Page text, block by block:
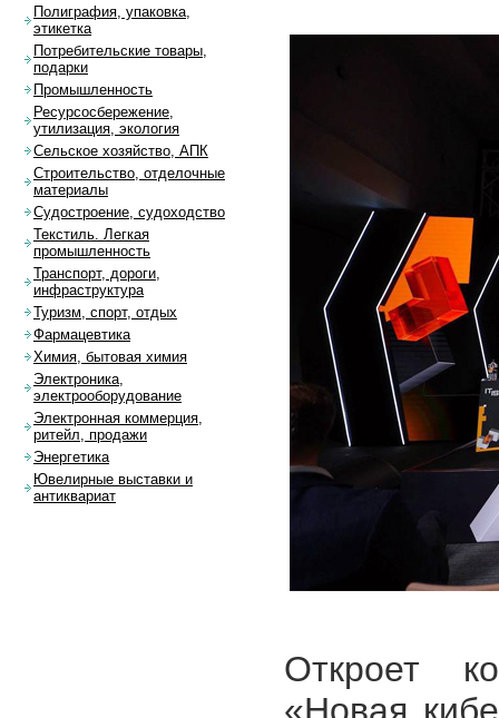
Откроет
Полиграфия, упаковка,
этикетка
Потребительские товары,
подарки
Промышленность
Ресурсосбережение,
утилизация, экология
Сельское хозяйство, АПК
Строительство, отделочные
материалы
Судостроение, судоходство
Текстиль. Легкая
промышленность
Транспорт, дороги,
инфраструктура
Туризм, спорт, отдых
Фармацевтика
Химия, бытовая химия
Электроника,
электрооборудование
Электронная коммерция,
ритейл, продажи
Энергетика
Ювелирные выставки и
антиквариат